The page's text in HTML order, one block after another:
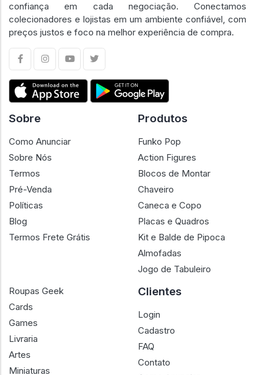
confiança em cada negociação. Conectamos
colecionadores e lojistas em um ambiente confiável, com
preços justos e foco na melhor experiência de compra.
Sobre
Como Anunciar
Sobre Nós
Termos
Pré-Venda
Políticas
Blog
Termos Frete Grátis
Produtos
Funko Pop
Action Figures
Blocos de Montar
Chaveiro
Caneca e Copo
Placas e Quadros
Kit e Balde de Pipoca
Almofadas
Jogo de Tabuleiro
Roupas Geek
Cards
Games
Livraria
Artes
Miniaturas
Clientes
Login
Cadastro
FAQ
Contato